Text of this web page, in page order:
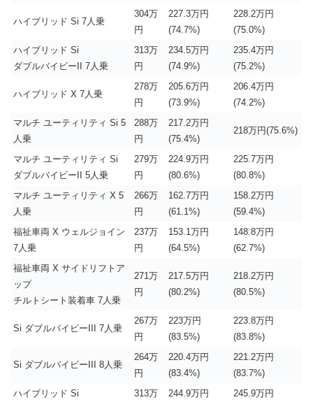
ハイブリッド Si 7人乗
304万
円
227.3万円
(74.7%)
228.2万円
(75.0%)
ハイブリッド Si
ダブルバイビーII 7人乗
313万
円
234.5万円
(74.9%)
235.4万円
(75.2%)
ハイブリッド X 7人乗
278万
円
205.6万円
(73.9%)
206.4万円
(74.2%)
マルチ ユーティリティ Si 5
人乗
288万
円
217.2万円
(75.4%)
218万円(75.6%)
マルチ ユーティリティ Si
ダブルバイビーII 5人乗
279万
円
224.9万円
(80.6%)
225.7万円
(80.8%)
マルチ ユーティリティ X 5
人乗
266万
円
162.7万円
(61.1%)
158.2万円
(59.4%)
福祉車両 X ウェルジョイン
7人乗
237万
円
153.1万円
(64.5%)
148.8万円
(62.7%)
福祉車両 X サイドリフトア
ップ
チルトシート装着車 7人乗
271万
円
217.5万円
(80.2%)
218.2万円
(80.5%)
Si ダブルバイビーIII 7人乗
267万
円
223万円
(83.5%)
223.8万円
(83.8%)
Si ダブルバイビーIII 8人乗
264万
円
220.4万円
(83.4%)
221.2万円
(83.7%)
ハイブリッド Si
313万
244.9万円
245.9万円